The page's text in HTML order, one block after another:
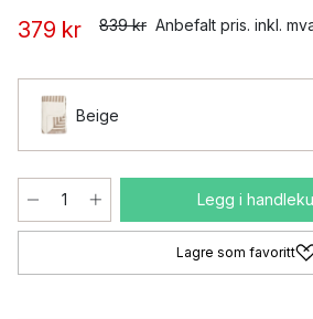
379 kr 839 kr Anbefalt pris. inkl.
Beige
Legg i
Lagre som favoritt